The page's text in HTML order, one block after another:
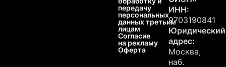
передачу
персональных
данных третьим
лицам
Согласие
на рекламу
Оферта
ИНН:
9703190841
Юридический
адрес:
Москва,
наб.